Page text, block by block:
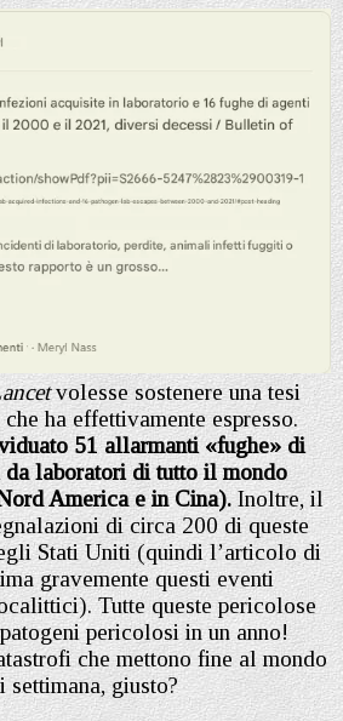
volesse sostenere una tesi
ha effettivamente espresso.
51 allarmanti «fughe» di
da laboratori di tutto il mondo
America e in Cina). Inoltre, il
di circa 200 di queste
Stati Uniti (quindi l’articolo di
gravemente questi eventi
Tutte queste pericolose
pericolosi in un anno!
che mettono fine al mondo
settimana, giusto?